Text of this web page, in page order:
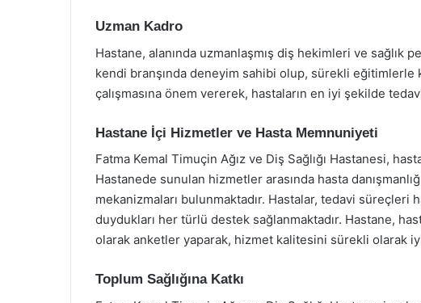
Uzman Kadro
Hastane, alanında uzmanlaşmış diş hekimleri ve sağlık
kendi branşında deneyim sahibi olup, sürekli
çalışmasına önem vererek, hastaların en iyi şekilde
Hastane İçi Hizmetler ve Hasta Memnuniyeti
Fatma Kemal Timuçin Ağız ve Diş Sağlığı Hastanesi,
Hastanede sunulan hizmetler arasında hasta
mekanizmaları bulunmaktadır. Hastalar, tedavi süreçleri
duydukları her türlü destek sağlanmaktadır. Hastane,
olarak anketler yaparak, hizmet kalitesini sürekli olarak
Toplum Sağlığına Katkı